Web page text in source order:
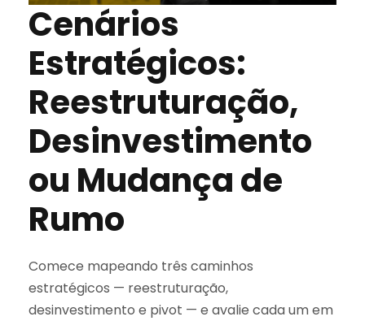
Cenários
Estratégicos:
Reestruturação,
Desinvestimento
ou Mudança de
Rumo
Comece mapeando três caminhos
estratégicos — reestruturação,
desinvestimento e pivot — e avalie cada um em